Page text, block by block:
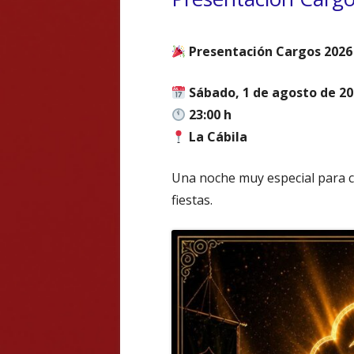
Presentación Cargos 2026
Sábado, 1 de agosto de
23:00 h
La Cábila
Una noche muy especial
fiestas.